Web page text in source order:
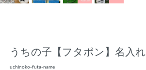
うちの子【フタポン】名入れ
uchinoko-futa-name